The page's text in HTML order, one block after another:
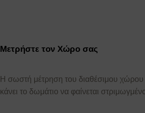
Μετρήστε τον Χώρο σας
Η σωστή μέτρηση του διαθέσιμου χώρου
κάνει το δωμάτιο να φαίνεται